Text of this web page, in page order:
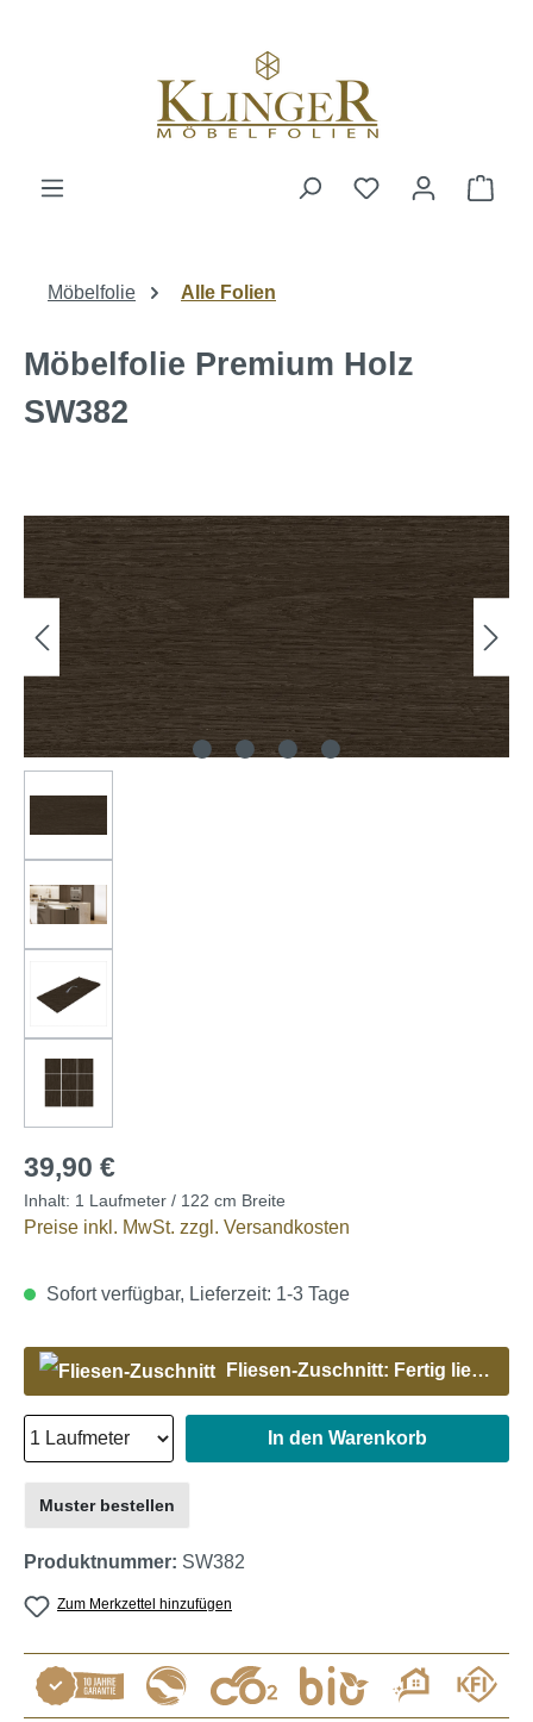
Möbelfolie Alle Folien
Möbelfolie Premium Holz
SW382
39,90 €
Inhalt: 1 Laufmeter / 122 cm Breite
Preise inkl. MwSt. zzgl. Versandkosten
Sofort verfügbar, Lieferzeit: 1-3 Tage
Fliesen-Zuschnitt: Fertig liefern lassen
In den Warenkorb
Zum Merkzettel hinzufügen
Muster bestellen
Produktnummer: SW382